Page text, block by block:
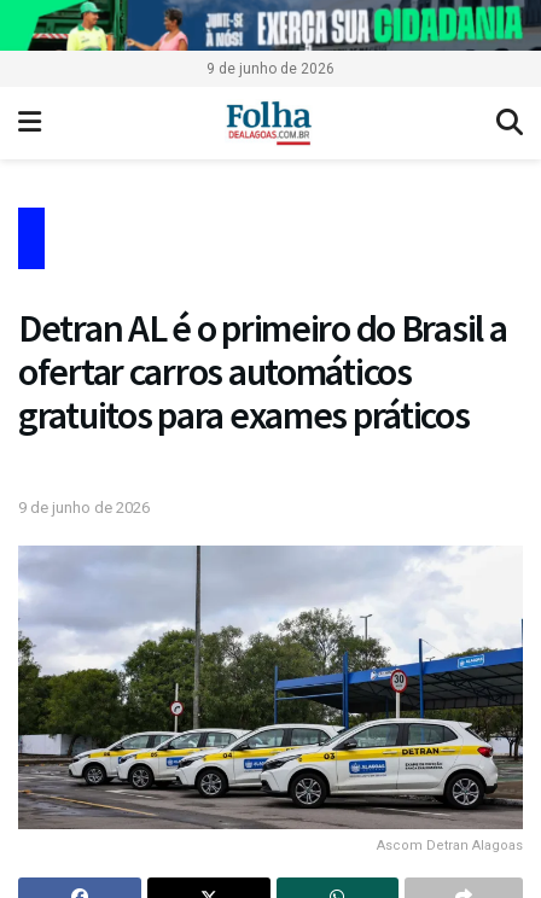
9 de junho de 2026
Detran AL é o primeiro do Brasil a
ofertar carros automáticos
gratuitos para exames práticos
9 de junho de 2026
Ascom Detran Alagoas